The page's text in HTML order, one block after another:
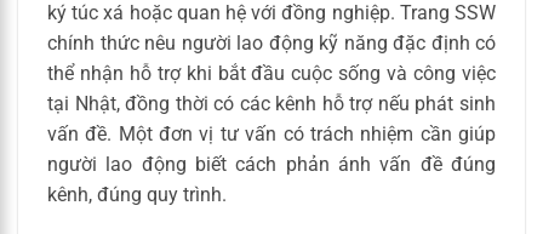
ký túc xá hoặc quan hệ với đồng nghiệp. Trang SSW
chính thức nêu người lao động kỹ năng đặc định có
thể nhận hỗ trợ khi bắt đầu cuộc sống và công việc
tại Nhật, đồng thời có các kênh hỗ trợ nếu phát sinh
vấn đề. Một đơn vị tư vấn có trách nhiệm cần giúp
người lao động biết cách phản ánh vấn đề đúng
kênh, đúng quy trình.